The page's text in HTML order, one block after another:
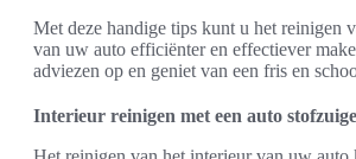
Met deze handige tips kunt u het reinigen
van uw auto efficiënter en effectiever
adviezen op en geniet van een fris en
Interieur reinigen met een auto